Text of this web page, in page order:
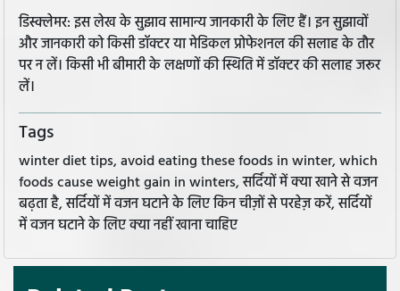
डिस्क्लेमर: इस लेख के सुझाव सामान्य जानकारी के लिए हैं। इन सुझावों
और जानकारी को किसी डॉक्टर या मेडिकल प्रोफेशनल की सलाह के तौर
पर न लें। किसी भी बीमारी के लक्षणों की स्थिति में डॉक्टर की सलाह जरूर
लें।
Tags
winter diet tips, avoid eating these foods in winter, which
foods cause weight gain in winters, सर्दियों में क्या खाने से वजन
बढ़ता है, सर्दियों में वजन घटाने के लिए किन चीज़ों से परहेज़ करें, सर्दियों
में वजन घटाने के लिए क्या नहीं खाना चाहिए